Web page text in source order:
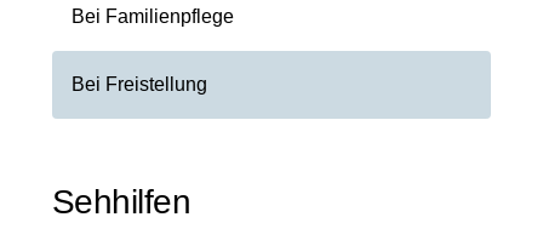
Bei Familienpflege
Bei Freistellung
Sehhilfen